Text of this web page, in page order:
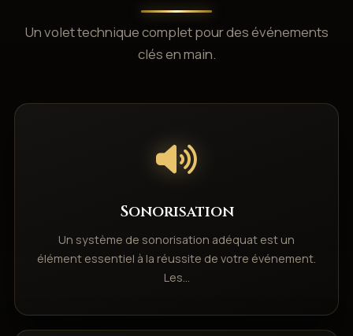
Un volet technique complet pour des événements
clés en main.
Sonorisation
Un système de sonorisation adéquat est un
élément essentiel à la réussite de votre événement.
Les…